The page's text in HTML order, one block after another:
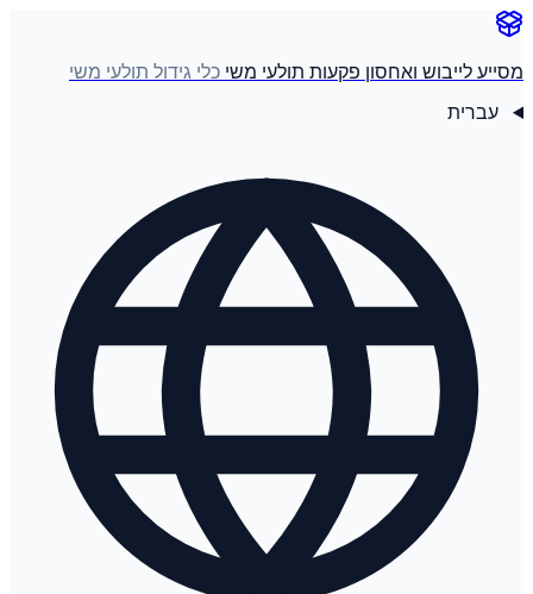
מסייע לייבוש ואחסון פקעות תולעי משיכלי גידול תולעי משי
עברית